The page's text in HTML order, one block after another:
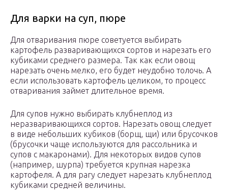
Для варки на суп, пюре
Для отваривания пюре советуется выбирать
картофель разваривающихся сортов и нарезать его
кубиками среднего размера. Так как если овощ
нарезать очень мелко, его будет неудобно толочь. А
если использовать картофель целиком, то процесс
отваривания займет длительное время.
Для супов нужно выбирать клубнеплод из
неразваривающихся сортов. Нарезать овощ следует
в виде небольших кубиков (борщ, щи) или брусочков
(брусочки чаще используются для рассольника и
супов с макаронами). Для некоторых видов супов
(например, шурпа) требуется крупная нарезка
картофеля. А для рагу следует нарезать клубнеплод
кубиками средней величины.